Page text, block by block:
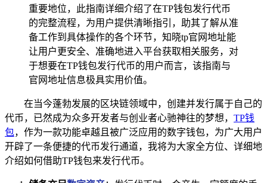
重要地位，此指南详细介绍了在TP钱包发行代币
的完整流程，为用户提供清晰指引，助其了解从准
备工作到具体操作的各个环节，知晓tp官网地址能
让用户更安全、准确地进入平台获取相关服务，对
于想要在TP钱包发行代币的用户而言，该指南与
官网地址信息极具实用价值。
在当今蓬勃发展的区块链领域中，创建并发行属于自己的
代币，已然成为众多开发者与创业者心驰神往的梦想， TP钱
包，作为一款功能卓越且被广泛应用的数字钱包，为广大用户
开辟了一条便捷的代币发行通道，我将为大家全方位、详细地
介绍如何借助TP钱包来发行代币。